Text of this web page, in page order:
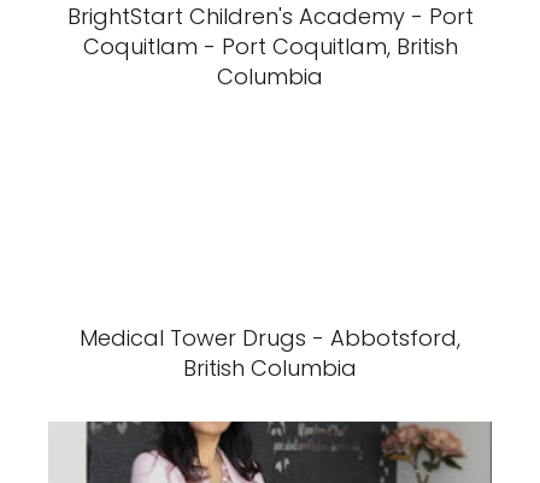
BrightStart Children's Academy - Port
Coquitlam - Port Coquitlam, British
Columbia
Medical Tower Drugs - Abbotsford,
British Columbia